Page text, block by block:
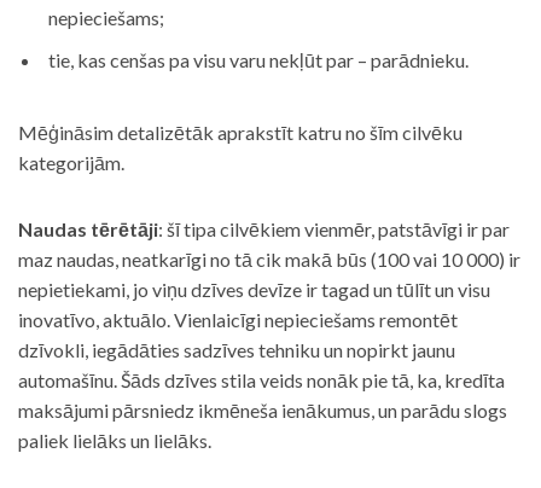
nepieciešams;
tie, kas cenšas pa visu varu nekļūt par – parādnieku.
Mēģināsim detalizētāk aprakstīt katru no šīm cilvēku
kategorijām.
Naudas tērētāji: šī tipa cilvēkiem vienmēr, patstāvīgi ir par
maz naudas, neatkarīgi no tā cik makā būs (100 vai 10 000) ir
nepietiekami, jo viņu dzīves devīze ir tagad un tūlīt un visu
inovatīvo, aktuālo. Vienlaicīgi nepieciešams remontēt
dzīvokli, iegādāties sadzīves tehniku un nopirkt jaunu
automašīnu. Šāds dzīves stila veids nonāk pie tā, ka, kredīta
maksājumi pārsniedz ikmēneša ienākumus, un parādu slogs
paliek lielāks un lielāks.